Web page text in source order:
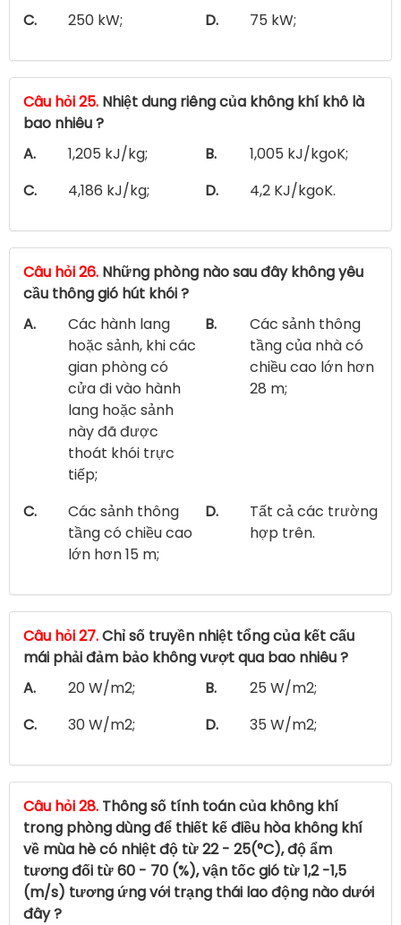
C. 250 kW; D. 75 kW;
Câu hỏi 25. Nhiệt dung riêng của không khí khô là
bao nhiêu ?
A.
1,205 kJ/kg; B.
1,005 kJ/kgoK;
C.
4,186 kJ/kg; D. 4,2 KJ/kgoK.
Câu hỏi 26. Những phòng nào sau đây không yêu
cầu thông gió hút khói ?
A.
Các hành lang
hoặc sảnh, khi các
gian phòng có
cửa đi vào hành
lang hoặc sảnh
này đã được
thoát khói trực
tiếp;
B.
Các sảnh thông
tầng của nhà có
chiều cao lớn hơn
28 m;
C.
Các sảnh thông
tầng có chiều cao
lớn hơn 15 m;
D.
Tất cả các trường
hợp trên.
Câu hỏi 27.Chỉ số truyền nhiệt tổng của kết cấu
mái phải đảm bảo không vượt qua bao nhiêu ?
A.
20 W/m2; B.
25 W/m2;
C.
30 W/m2; D. 35 W/m2;
Câu hỏi 28. Thông số tính toán của không khí
trong phòng dùng để thiết kế điều hòa không khí
về mùa hè có nhiệt độ từ 22 - 25(°C), độ ẩm
tương đối từ 60 - 70 (%), vận tốc gió từ 1,2 -1,5
(m/s) tương ứng với trạng thái lao động nào dưới
đây ?